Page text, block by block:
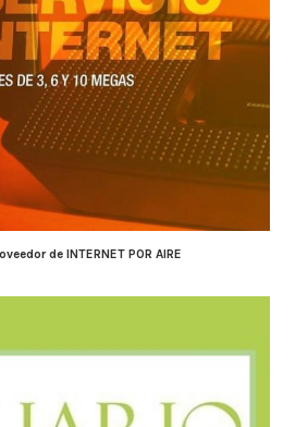
de INTERNET POR AIRE